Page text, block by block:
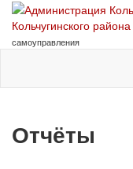
Кольчугинского района
самоуправления
Отчёты